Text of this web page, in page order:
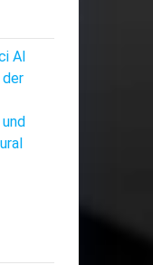
AI
der